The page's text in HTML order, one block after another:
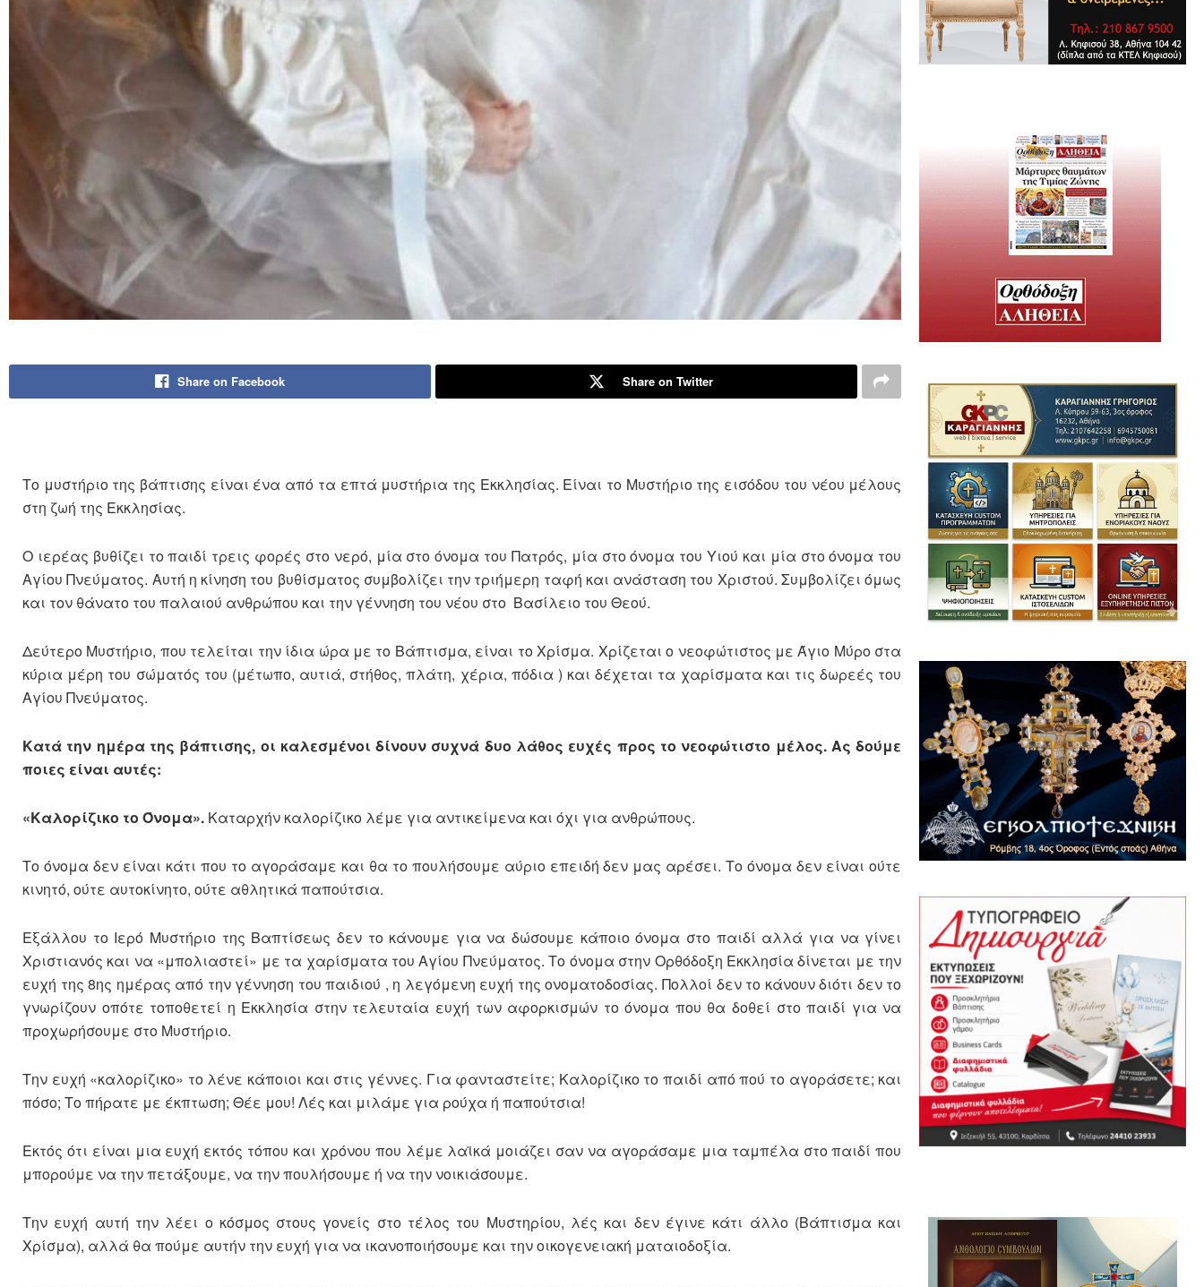
Share on Facebook Share on Twitter
Το μυστήριο της βάπτισης είναι ένα από τα επτά μυστήρια της Εκκλησίας. Είναι το Μυστήριο της εισόδου του νέου μέλους
στη ζωή της Εκκλησίας.
Ο ιερέας βυθίζει το παιδί τρεις φορές στο νερό, μία στο όνομα του Πατρός, μία στο όνομα του Υιού και μία στο όνομα του
Αγίου Πνεύματος. Αυτή η κίνηση του βυθίσματος συμβολίζει την τριήμερη ταφή και ανάσταση του Χριστού. Συμβολίζει όμως
και τον θάνατο του παλαιού ανθρώπου και την γέννηση του νέου στο Βασίλειο του Θεού.
Δεύτερο Μυστήριο, που τελείται την ίδια ώρα με το Βάπτισμα, είναι το Χρίσμα. Χρίζεται ο νεοφώτιστος με Άγιο Μύρο στα
κύρια μέρη του σώματός του (μέτωπο, αυτιά, στήθος, πλάτη, χέρια, πόδια ) και δέχεται τα χαρίσματα και τις δωρεές του
Αγίου Πνεύματος.
Κατά την ημέρα της βάπτισης, οι καλεσμένοι δίνουν συχνά δυο λάθος ευχές προς το νεοφώτιστο μέλος. Ας δούμε
ποιες είναι αυτές:
«Καλορίζικο το Όνομα». Καταρχήν καλορίζικο λέμε για αντικείμενα και όχι για ανθρώπους.
Το όνομα δεν είναι κάτι που το αγοράσαμε και θα το πουλήσουμε αύριο επειδή δεν μας αρέσει. Το όνομα δεν είναι ούτε
κινητό, ούτε αυτοκίνητο, ούτε αθλητικά παπούτσια.
Εξάλλου το Ιερό Μυστήριο της Βαπτίσεως δεν το κάνουμε για να δώσουμε κάποιο όνομα στο παιδί αλλά για να γίνει
Χριστιανός και να «μπολιαστεί» με τα χαρίσματα του Αγίου Πνεύματος. Το όνομα στην Ορθόδοξη Εκκλησία δίνεται με την
ευχή της 8ης ημέρας από την γέννηση του παιδιού , η λεγόμενη ευχή της ονοματοδοσίας. Πολλοί δεν το κάνουν διότι δεν το
γνωρίζουν οπότε τοποθετεί η Εκκλησία στην τελευταία ευχή των αφορκισμών το όνομα που θα δοθεί στο παιδί για να
προχωρήσουμε στο Μυστήριο.
Την ευχή «καλορίζικο» το λένε κάποιοι και στις γέννες. Για φανταστείτε; Καλορίζικο το παιδί από πού το αγοράσετε; και
πόσο; Το πήρατε με έκπτωση; Θέε μου! Λές και μιλάμε για ρούχα ή παπούτσια!
Εκτός ότι είναι μια ευχή εκτός τόπου και χρόνου που λέμε λαϊκά μοιάζει σαν να αγοράσαμε μια ταμπέλα στο παιδί που
μπορούμε να την πετάξουμε, να την πουλήσουμε ή να την νοικιάσουμε.
Την ευχή αυτή την λέει ο κόσμος στους γονείς στο τέλος του Μυστηρίου, λές και δεν έγινε κάτι άλλο (Βάπτισμα και
Χρίσμα), αλλά θα πούμε αυτήν την ευχή για να ικανοποιήσουμε και την οικογενειακή ματαιοδοξία.